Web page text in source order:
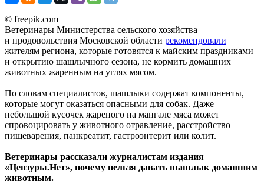
© freepik.com
Ветеринары Министерства сельского хозяйства
и продовольствия Московской области рекомендовали
жителям региона, которые готовятся к майским праздниками
и открытию шашлычного сезона, не кормить домашних
животных жаренным на углях мясом.
По словам специалистов, шашлыки содержат компоненты,
которые могут оказаться опасными для собак. Даже
небольшой кусочек жареного на мангале мяса может
спровоцировать у животного отравление, расстройство
пищеварения, панкреатит, гастроэнтерит или колит.
Ветеринары рассказали журналистам издания
«Цензуры.Нет», почему нельзя давать шашлык домашним
животным.